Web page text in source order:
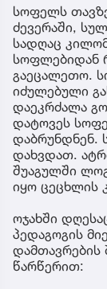
სოფელს
ძევერაში,
სადღაც
სოფლებიდან
გაეცალეთო.
იძულებული
დაეკრძალა
დატოვეს
დაბრუნდნენ.
დახვდათ.
შუაგულში
იყო ცეცხლის
ოჯახში
პედაგოგის
დამთავრების
წარწერით: